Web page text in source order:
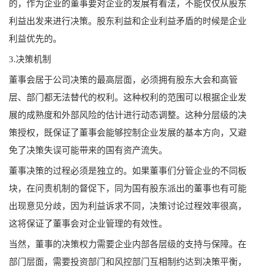
的，作为企业的董事要对企业的发展有看法，不能仅仅从股东
利益出发来进行决策。股东利益和企业利益矛盾的时候是企业
利益优先的。
3.决策机制
董事会居于公司决策的最高层面，必须拥有股东大会和高管
层、部门都无法替代的权利。这种权利的范围可以根据企业发
展的成熟度和外部风险的估计进行动态调整。这种分层级的决
策授权，既保证了董事会能够控制企业发展的基本方向，又避
免了决策失误可能带来的国有资产流失。
董事决策的过程必须是独立的。如果董事们分管企业的不同板
块，在问责机制的督促下，同为国有股东派出的董事也有可能
出现意见分歧，因为利益诉求不同，决策讨论过程效率很高，
这将保证了董事会对企业管理的有效性。
当然，董事的决策权力需要企业内部各层级的支持与保障。在
部门层面，需要投资部门和风控部门互相制约达到决策平衡，